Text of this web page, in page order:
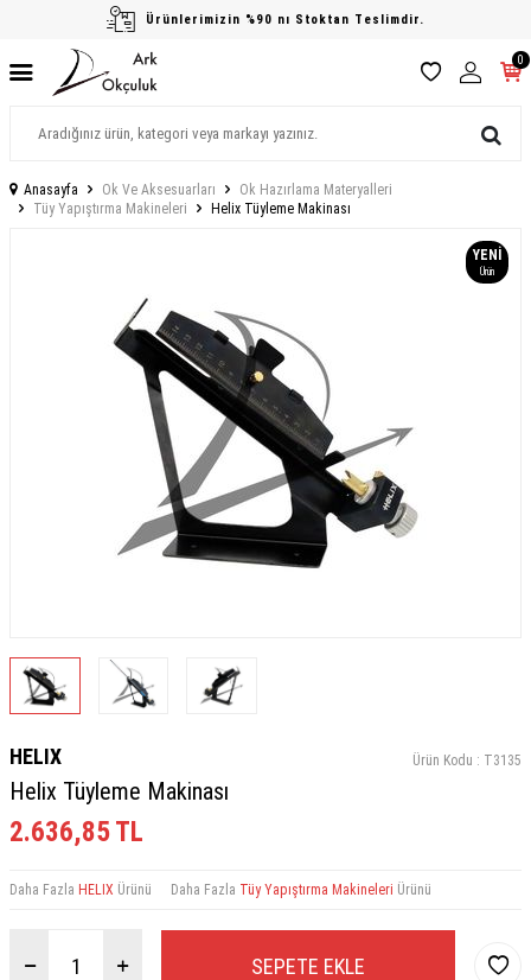
Ürünlerimizin %90 nı Stoktan Teslimdir.
0
Anasayfa Ok Ve Aksesuarları
Ok Hazırlama Materyalleri
Tüy Yapıştırma Makineleri
Helix Tüyleme Makinası
YENI
Ürün
HELIX Ürün Kodu : T3135
Helix Tüyleme Makinası
2.636,85TL
Daha Fazla HELIX Ürünü Daha Fazla Tüy Yapıştırma Makineleri Ürünü
SEPETE EKLE